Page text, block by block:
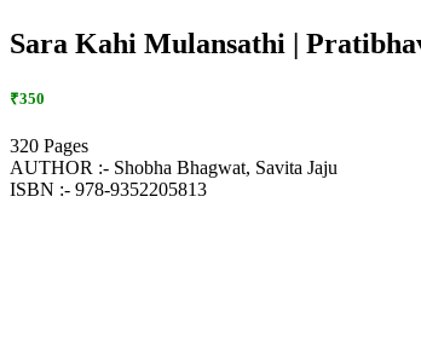
Sara Kahi Mulansathi |
₹350
320 Pages
AUTHOR :- Shobha Bhagwat, Savita Jaju
ISBN :- 978-9352205813